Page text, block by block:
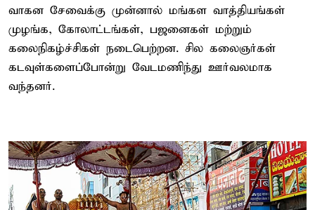
வாகன சேவைக்கு முன்னால் மங்கள வாத்தியங்கள்
முழங்க, கோலாட்டங்கள், பஜனைகள் மற்றும்
கலைநிகழ்ச்சிகள் நடைபெற்றன. சில கலைஞர்கள்
கடவுள்களைப்போன்று வேடமணிந்து ஊர்வலமாக
வந்தனர்.